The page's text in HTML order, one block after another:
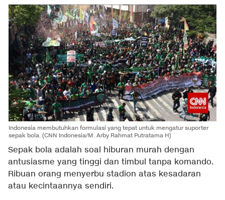
Indonesia membutuhkan formulasi yang tepat untuk mengatur suporter
sepak bola. (CNN Indonesia/M. Arby Rahmat Putratama H)
Sepak bola adalah soal hiburan murah dengan
antusiasme yang tinggi dan timbul tanpa komando.
Ribuan orang menyerbu stadion atas kesadaran
atau kecintaannya sendiri.